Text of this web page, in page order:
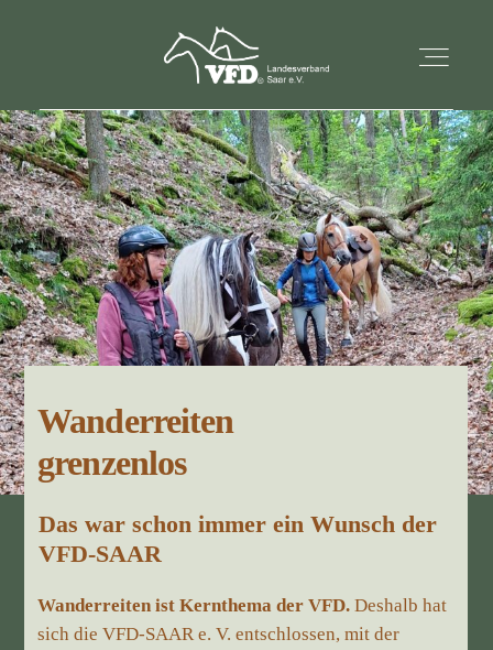
STARTSEITE
AKTUELLES
ÜBER UNS
BUNDESSEITE
Wanderreiten
grenzenlos
Das war schon immer ein Wunsch der
VFD-SAAR
Wanderreiten ist Kernthema der VFD.Deshalb hat
sich die VFD-SAAR e. V. entschlossen, mit der